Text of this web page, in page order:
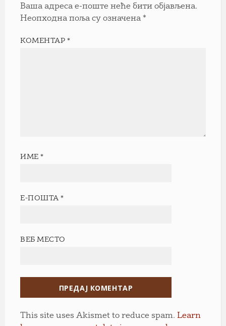
Ваша адреса е-поште неће бити објављена.
Неопходна поља су означена *
КОМЕНТАР*
ИМЕ*
Е-ПОШТА*
ВЕБ МЕСТО
This site uses Akismet to reduce spam. Learn